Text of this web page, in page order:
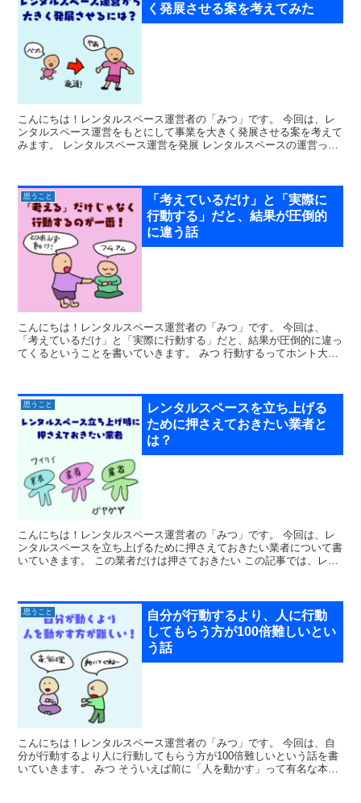
く発展させる案を考えてみた
こんにちは！レンタルスペース運営者の「みつ」です。 今回は、レ
ンタルスペース運営をもとにして事業を大きく発展させる案を考えて
みます。 レンタルスペース運営を発展 レンタルスペースの運営っ
思うこと
「考えているだけ」と「実際に
行動する」だと、結果が圧倒的
に違う話
こんにちは！レンタルスペース運営者の「みつ」です。 今回は、
「考えているだけ」と「実際に行動する」だと、結果が圧倒的に違っ
てくるということを書いていきます。 みつ 行動するってホント大事
思うこと
レンタルスペースを立ち上げる
ために押さえておきたい業者と
は？
こんにちは！レンタルスペース運営者の「みつ」です。 今回は、レ
ンタルスペースを立ち上げるために押さえておきたい業者について書
いていきます。 この業者だけは押さておきたい この記事では、レン
思うこと
自分が行動するより、人に行動
してもらう方が100倍難しいとい
う話
こんにちは！レンタルスペース運営者の「みつ」です。 今回は、自
分が行動するより人に行動してもらう方が100倍難しいという話を書
いていきます。 みつ そういえば前に「人を動かす」って有名な本読